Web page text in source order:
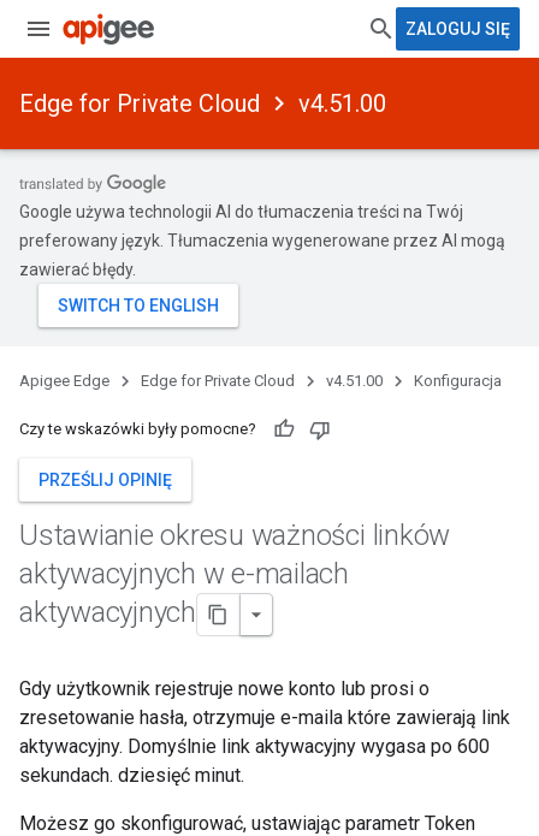
ZALOGUJ SIĘ
Edge for Private Cloud v4.51.00
Google używa technologii AI do tłumaczenia treści na Twój
preferowany język. Tłumaczenia wygenerowane przez AI mogą
zawierać błędy.
Apigee Edge Edge for Private Cloud v4.51.00 Konfiguracja
Czy te wskazówki były pomocne?
PRZEŚLIJ OPINIĘ
Ustawianie okresu ważności linków
aktywacyjnych w e-mailach
aktywacyjnych
Gdy użytkownik rejestruje nowe konto lub prosi o
zresetowanie hasła, otrzymuje e-maila które zawierają link
aktywacyjny. Domyślnie link aktywacyjny wygasa po 600
sekundach. dziesięć minut.
Możesz go skonfigurować, ustawiając parametr Token